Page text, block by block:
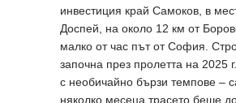
инвестиция край Самоков, в
Доспей, на около 12 км от
малко от час път от София.
започна през пролетта на 2025
с необичайно бързи темпове –
няколко месеца трасето беше